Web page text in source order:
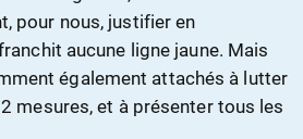
pour nous, justifier en
aucune ligne jaune. Mais
également attachés à lutter
mesures, et à présenter tous les